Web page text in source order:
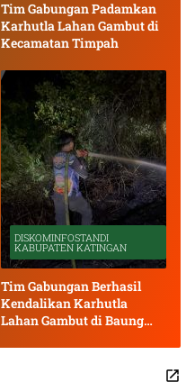
Tim Gabungan Padamkan
Karhutla Lahan Gambut di
Kecamatan Timpah
DISKOMINFOSTANDI
KABUPATEN KATINGAN
Tim Gabungan Berhasil
Kendalikan Karhutla
Lahan Gambut di Baung